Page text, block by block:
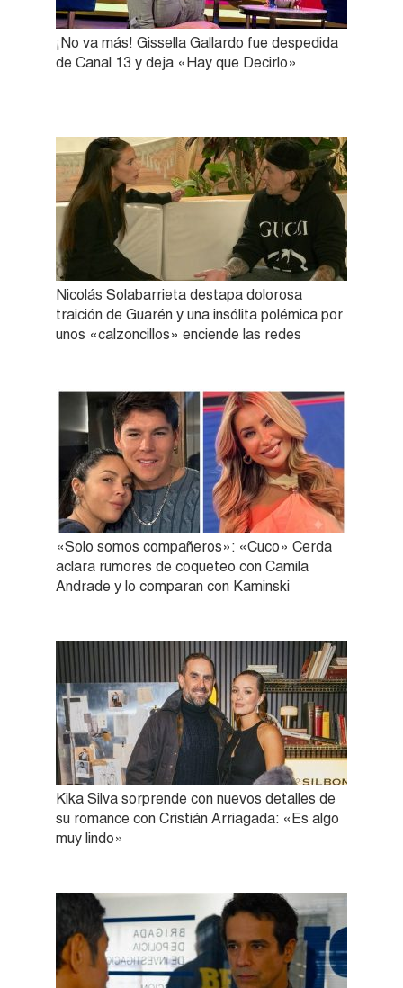
¡No va más! Gissella Gallardo fue despedida
de Canal 13 y deja «Hay que Decirlo»
Nicolás Solabarrieta destapa dolorosa
traición de Guarén y una insólita polémica por
unos «calzoncillos» enciende las redes
«Solo somos compañeros»: «Cuco» Cerda
aclara rumores de coqueteo con Camila
Andrade y lo comparan con Kaminski
Kika Silva sorprende con nuevos detalles de
su romance con Cristián Arriagada: «Es algo
muy lindo»